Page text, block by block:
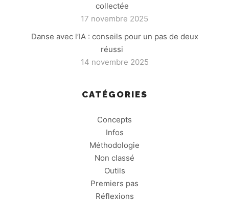
collectée
17 novembre 2025
Danse avec l’IA : conseils pour un pas de deux
réussi
14 novembre 2025
CATÉGORIES
Concepts
Infos
Méthodologie
Non classé
Outils
Premiers pas
Réflexions